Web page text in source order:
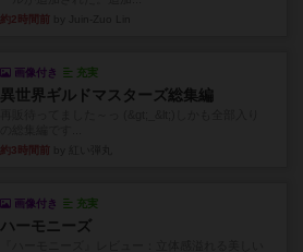
約2時間前
画像付き 充実
異世界ギルドマスターズ総集編
約3時間前
画像付き 充実
ハーモニーズ